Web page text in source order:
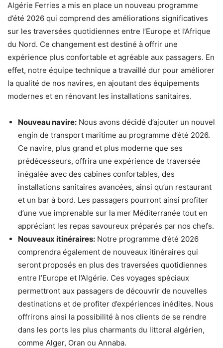
Algérie Ferries a mis en place un nouveau programme
d’été 2026 qui comprend des améliorations significatives
sur les traversées quotidiennes entre l’Europe et l’Afrique
du Nord. Ce changement est destiné à offrir une
expérience plus confortable et agréable aux passagers. En
effet, notre équipe technique a travaillé dur pour améliorer
la qualité de nos navires, en ajoutant des équipements
modernes et en rénovant les installations sanitaires.
Nouveau navire: Nous avons décidé d’ajouter un nouvel
engin de transport maritime au programme d’été 2026.
Ce navire, plus grand et plus moderne que ses
prédécesseurs, offrira une expérience de traversée
inégalée avec des cabines confortables, des
installations sanitaires avancées, ainsi qu’un restaurant
et un bar à bord. Les passagers pourront ainsi profiter
d’une vue imprenable sur la mer Méditerranée tout en
appréciant les repas savoureux préparés par nos chefs.
Nouveaux itinéraires: Notre programme d’été 2026
comprendra également de nouveaux itinéraires qui
seront proposés en plus des traversées quotidiennes
entre l’Europe et l’Algérie. Ces voyages spéciaux
permettront aux passagers de découvrir de nouvelles
destinations et de profiter d’expériences inédites. Nous
offrirons ainsi la possibilité à nos clients de se rendre
dans les ports les plus charmants du littoral algérien,
comme Alger, Oran ou Annaba.